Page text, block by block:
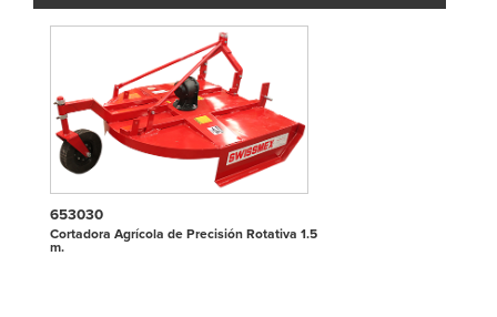
653030
Cortadora Agrícola de Precisión Rotativa 1.5
m.